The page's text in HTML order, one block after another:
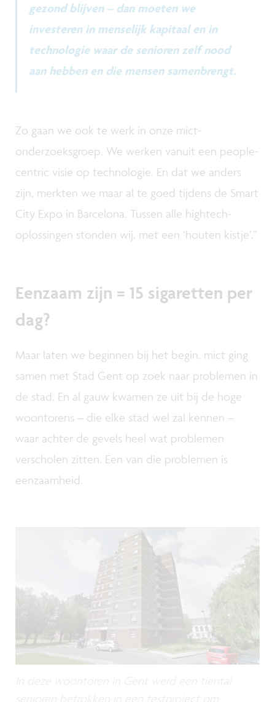
gezond blijven – dan moeten we
investeren in menselijk kapitaal en in
technologie waar de senioren zelf nood
aan hebben en die mensen samenbrengt.
Zo gaan we ook te werk in onze mict-
onderzoeksgroep. We werken vanuit een people-
centric visie op technologie. En dat we anders
zijn, merkten we maar al te goed tijdens de Smart
City Expo in Barcelona. Tussen alle hightech-
oplossingen stonden wij, met een ‘houten kistje’.”
Eenzaam zijn = 15 sigaretten per
dag?
Maar laten we beginnen bij het begin. mict ging
samen met Stad Gent op zoek naar problemen in
de stad. En al gauw kwamen ze uit bij de hoge
woontorens – die elke stad wel zal kennen –
waar achter de gevels heel wat problemen
verscholen zitten. Een van die problemen is
eenzaamheid.